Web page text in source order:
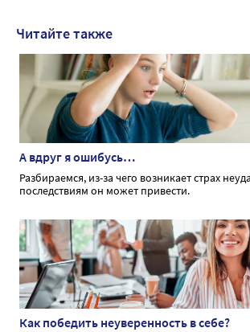
Читайте также
А вдруг я ошибусь…
Разбираемся, из-за чего возникает страх
последствиям он может привести.
Как победить неуверенность в себе?